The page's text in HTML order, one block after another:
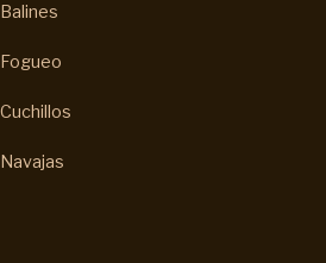
Balines
Fogueo
Cuchillos
Navajas